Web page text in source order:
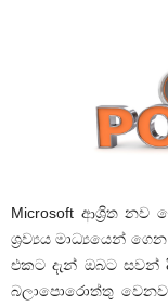
Microsoft ආශ්‍රිත
ශ්‍රව්‍යය මාධ්‍යයෙන්
එකට දැන් ඔබට සවන්
බලාපොරොත්තු